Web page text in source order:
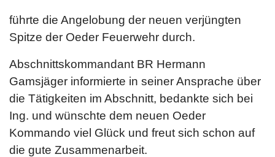
führte die Angelobung der neuen verjüngten
Spitze der Oeder Feuerwehr durch.
Abschnittskommandant BR Hermann
Gamsjäger informierte in seiner Ansprache über
die Tätigkeiten im Abschnitt, bedankte sich bei
Ing. und wünschte dem neuen Oeder
Kommando viel Glück und freut sich schon auf
die gute Zusammenarbeit.